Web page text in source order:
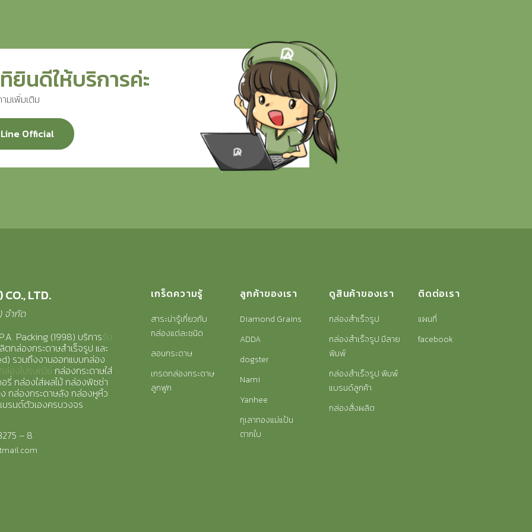
ยินดีให้บริการค่ะ
มเพิ่มเติม
Line Official
LTD.
จำกัด
P.A. Packing (1998) บริการรับ
กล่องกระดาษสำเร็จรูป และ
รวมถึงงานออกแบบกล่อง
กล่องไปรษณีย์ กล่องกระดาษใส่
อรี่ กล่องใส่ผลไม้ กล่องพิซซ่า
กล่องกระดาษลัง กล่องหูหิ้ว
รนด์ตัวเองครบวงจร
– 8
เกร็ดความรู้
สาระน่ารู้เกี่ยวกับ
กล่องแต่ละชนิด
ลอนกระดาษ
เกรดกล่องกระดาษ
ลูกฟูก
ลูกค้าของเรา
Diamond Grains
ADDA
dogster
Nami
Yanhee
กุเลาทองแม่แป้น
ตากใบ
ดูสินค้าของเรา
กล่องสำเร็จรูป
กล่องสำเร็จรูป มีลาย
พิมพ์
กล่องสำเร็จรูป พิมพ์
แบรนด์ลูกค้า
กล่องสั่งผลิต
ติดต่อเรา
แผนที่
facebook